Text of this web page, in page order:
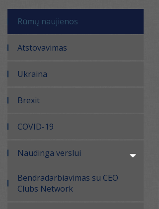
Rūmų naujienos
Atstovavimas
Ukraina
Brexit
COVID-19
Naudinga verslui
Bendradarbiavimas su CEO
Clubs Network